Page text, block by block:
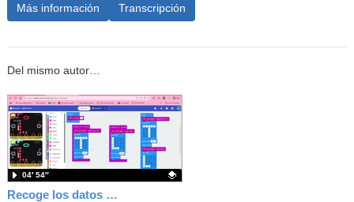
Más información Transcripción
Del mismo autor…
Recoge los datos en una gráfica programando tu placa microbit con MakeCode y conoce la Tª y nivel de luz en este eclipse
04′ 54″